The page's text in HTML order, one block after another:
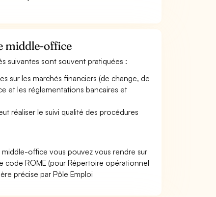
middle-office
suivantes sont souvent pratiquées :
sur les marchés financiers (de change, de
et les réglementations bancaires et
réaliser le suivi qualité des procédures
office vous pouvez vous rendre sur
code ROME (pour Répertoire opérationnel
précise par Pôle Emploi